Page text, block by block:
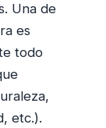
Una de
es
todo
etc.).